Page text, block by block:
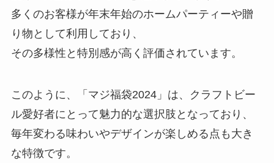
多くのお客様が年末年始のホームパーティーや贈
り物として利用しており、
その多様性と特別感が高く評価されています。
このように、「マジ福袋2024」は、クラフトビー
ル愛好者にとって魅力的な選択肢となっており、
毎年変わる味わいやデザインが楽しめる点も大き
な特徴です。